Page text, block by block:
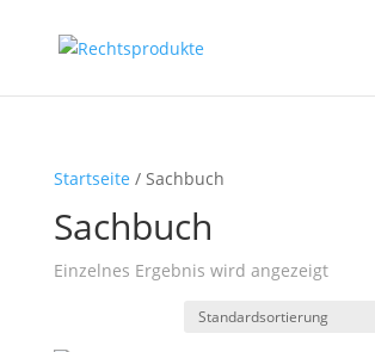
Startseite / Sachbuch
Sachbuch
Einzelnes Ergebnis wird angezeigt